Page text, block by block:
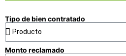
Tipo de bien contratado
Monto reclamado